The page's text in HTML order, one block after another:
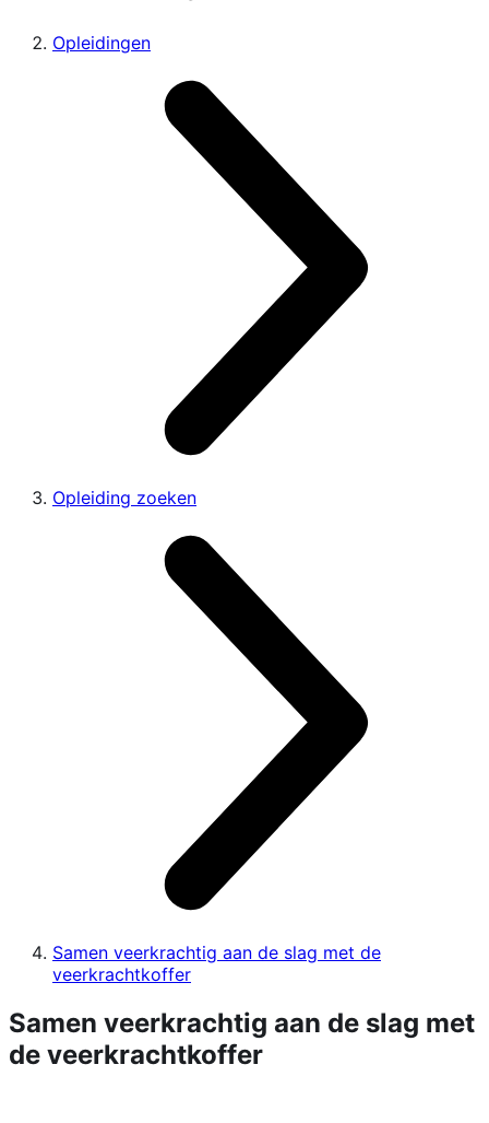
Opleidingen
Opleiding zoeken
Samen veerkrachtig aan de slag met de
veerkrachtkoffer
Samen veerkrachtig aan de slag met
de veerkrachtkoffer